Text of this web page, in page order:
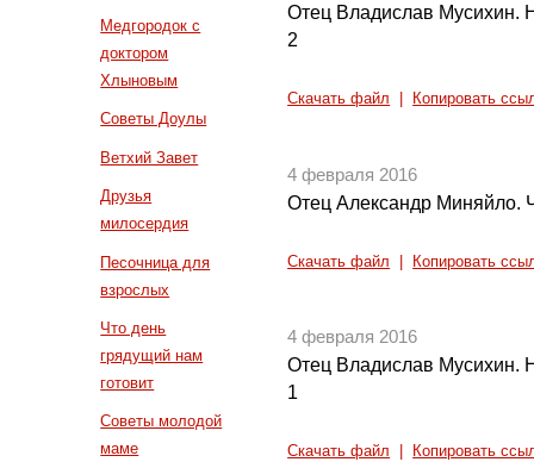
Медгородок с
доктором
Хлыновым
Советы Доулы
Ветхий Завет
Друзья
милосердия
Песочница для
взрослых
Что день
грядущий нам
готовит
Советы молодой
маме
Отец Владислав Мусихин.
2
Скачать файл Копировать
4 февраля 2016
Отец Александр Миняйло.
Скачать файл Копировать
4 февраля 2016
Отец Владислав Мусихин.
1
Скачать файл Копировать